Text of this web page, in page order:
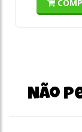
Não